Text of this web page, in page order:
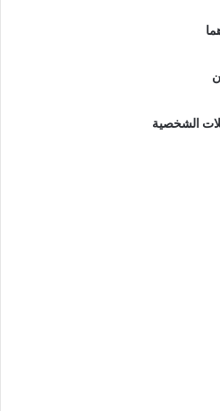
الشخصية